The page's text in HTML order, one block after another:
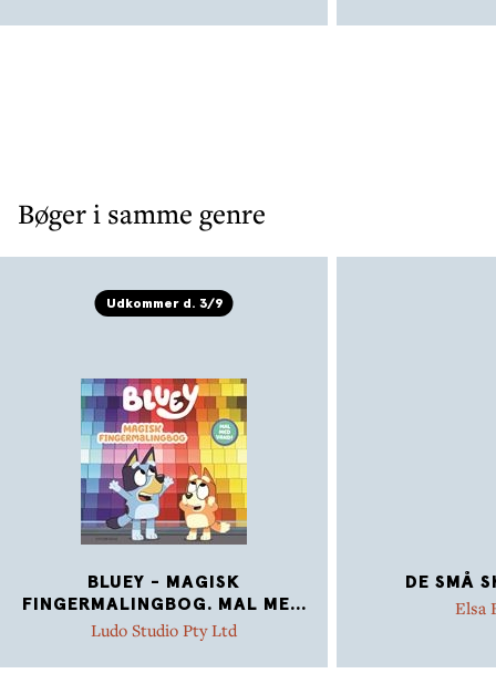
Bøger i samme genre
Udkommer d. 3/9
BLUEY - MAGISK
FINGERMALINGBOG. MAL ME...
Ludo Studio Pty Ltd
DE SMÅ
Elsa